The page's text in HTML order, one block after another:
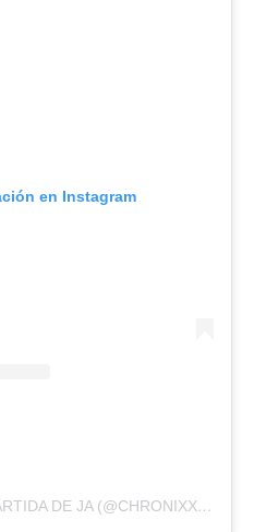
en Instagram
UNA PUBLICACIÓN COMPARTIDA DE JA (@CHRONIXXMUSIC)